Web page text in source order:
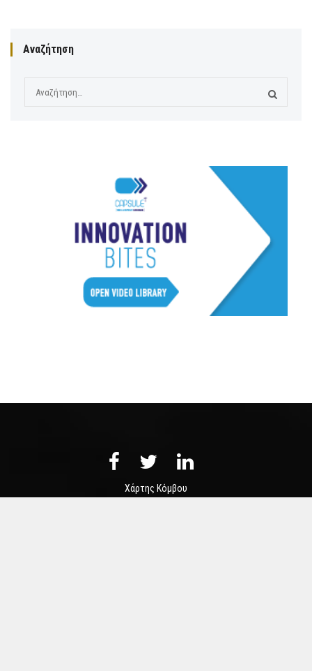
Αναζήτηση
Χάρτης Κόμβου